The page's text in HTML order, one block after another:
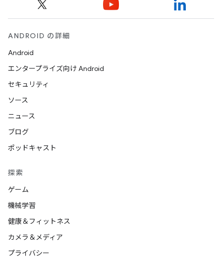
ANDROID の詳細
Android
エンタープライズ向け Android
セキュリティ
ソース
ニュース
ブログ
ポッドキャスト
探索
ゲーム
機械学習
健康＆フィットネス
カメラ＆メディア
プライバシー